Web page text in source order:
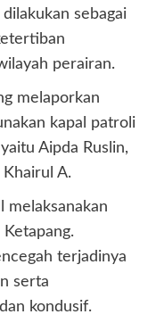
sebagai
perairan.
melaporkan
kapal patroli
Aipda Ruslin,
A.
melaksanakan
terjadinya
serta
kondusif.